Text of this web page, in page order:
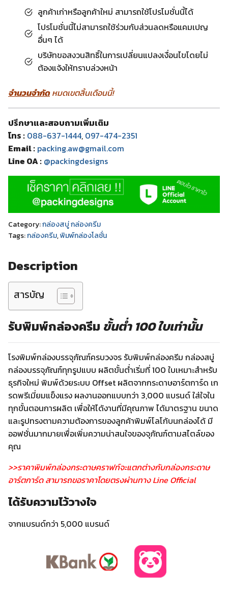
ลูกค้าเก่าหรือลูกค้าใหม่ สามารถใช้โปรโมชั่นนี้ได้
โปรโมชั่นนี้ไม่สามารถใช้ร่วมกับส่วนลดหรือแคมเปญ
อื่นๆ ได้
บริษัทขอสงวนสิทธิ์ในการเปลี่ยนแปลงเงื่อนไขโดยไม่
ต้องแจ้งให้ทราบล่วงหน้า
จำนวนจำกัดหมดเขตสิ้นเดือนนี้!
ปรึกษาและสอบถามเพิ่มเติม
โทร : 088-637-1444, 097-474-2351
Email : packing.aw@gmail.com
Line OA : @packingdesigns
Category:กล่องสบู่ กล่องครีม
Tags:กล่องครีม,พิมพ์กล่องโลชั่น
Description
สารบัญ
รับพิมพ์กล่องครีม ขั้นต่ำ 100 ใบเท่านั้น
โรงพิมพ์กล่องบรรจุภัณฑ์ครบวงจร รับพิมพ์กล่องครีม กล่องสบู่
กล่องบรรจุภัณฑ์ทุกรูปแบบ ผลิตขั้นต่ำเริ่มที่ 100 ใบเหมาะสำหรับ
ธุรกิจใหม่ พิมพ์ด้วยระบบ Offset ผลิตจากกระดาษอาร์ตการ์ด เก
รดพรีเมี่ยมแข็งแรง ผลงานออกแบบกว่า 3,000 แบรนด์ ใส่ใจใน
ทุกขั้นตอนการผลิต เพื่อให้ได้งานที่มีคุณภาพ ได้มาตรฐาน ขนาด
และรูปทรงตามความต้องการของลูกค้าพิมพ์โลโก้บนกล่องได้ มี
ออฟชั่นมากมายเพื่อเพิ่มความน่าสนใจของจุภัณฑ์ตามสไตล์ของ
คุณ
>>ราคาพิมพ์กล่องกระดาษคราฟท์จะแตกต่างกับกล่องกระดาษ
อาร์ตการ์ด สามารถขอราคาโดยตรงผ่านทาง Line Official
ได้รับความไว้วางใจ
จากแบรนด์กว่า 5,000 แบรนด์